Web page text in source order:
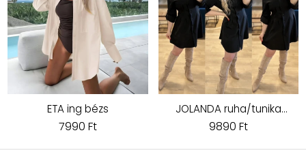
ETA ing bézs
7990 Ft
JOLANDA ruha/tunika
fekete
9890 Ft